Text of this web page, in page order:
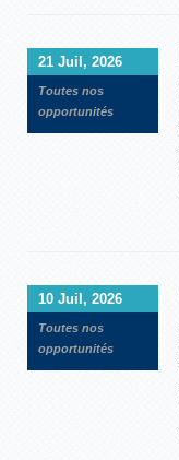
21 Juil, 2026
Toutes nos
opportunités
10 Juil, 2026
Toutes nos
opportunités